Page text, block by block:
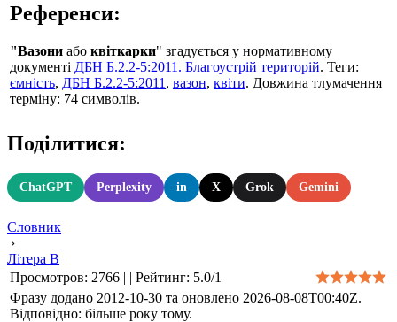
Референси:
"Вазони або квіткарки" згадується у нормативному
документі ДБН Б.2.2-5:2011. Благоустрій територій. Теги:
ємність, ДБН Б.2.2-5:2011 , вазон, квіти. Довжина тлумачення
терміну: 74 символів.
Поділитися:
ChatGPT Perplexity in X Grok Gemini
Словник
›
Літера В
Просмотров: 2766 | | Рейтинг: 5.0/1
Фразу додано 2012-10-30 та оновлено 2026-08-08T00:40Z.
Відповідно: більше року тому.